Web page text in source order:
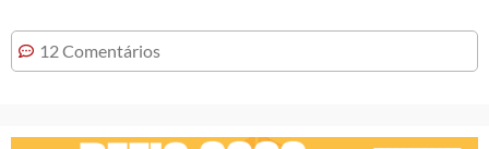
12 Comentários